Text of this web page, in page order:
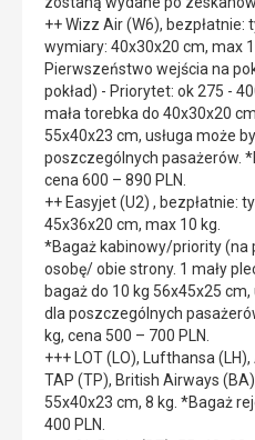
++ Wizz Air (W6), bezpłatnie:
wymiary: 40x30x20 cm, max
Pierwszeństwo wejścia na
pokład) - Priorytet: ok 275 -
mała torebka do 40x30x20
55x40x23 cm, usługa może
poszczególnych pasażerów.
cena 600 – 890 PLN.
++ Easyjet (U2) , bezpłatnie:
45x36x20 cm, max 10 kg.
*Bagaż kabinowy/priority (na
osobę/ obie strony. 1 mały
bagaż do 10 kg 56x45x25
dla poszczególnych
kg, cena 500 – 700 PLN.
+++ LOT (LO), Lufthansa (LH),
TAP (TP), British Airways
55x40x23 cm, 8 kg. *Bagaż
400 PLN.